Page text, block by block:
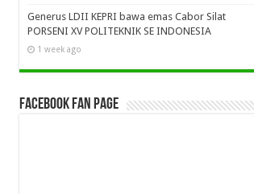
Generus LDII KEPRI bawa emas Cabor Silat
PORSENI XV POLITEKNIK SE INDONESIA
1 week ago
Facebook Fan Page